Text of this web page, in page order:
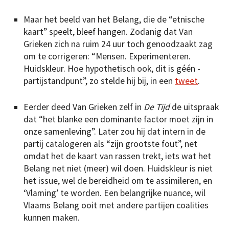
Maar het beeld van het Belang, die de “etnische
kaart” speelt, bleef hangen. Zodanig dat Van
Grieken zich na ruim 24 uur toch genoodzaakt zag
om te corrigeren: “Mensen. Experimenteren.
Huidskleur. Hoe hypothetisch ook, dit is géén ­
partijstandpunt”, zo stelde hij bij, in een tweet.
Eerder deed Van Grieken zelf in De Tijdde uitspraak
dat “het ­blanke een dominante factor moet zijn in
onze samenleving”. Later zou hij dat intern in de
partij catalogeren als “zijn grootste fout”, net
omdat het de kaart van rassen trekt, iets wat het
Belang net niet (meer) wil doen. Huidskleur is niet
het issue, wel de bereidheid om te assimileren, en
‘Vlaming’ te worden. Een belangrijke nuance, wil
Vlaams Belang ooit met andere partijen coalities
kunnen maken.